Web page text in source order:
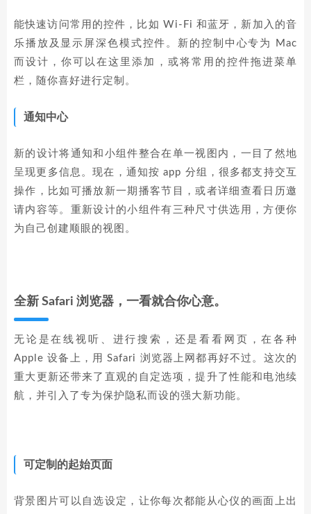
能快速访问常用的控件，比如 Wi-Fi 和蓝牙，新加入的音
乐播放及显示屏深色模式控件。新的控制中心专为 Mac
而设计，你可以在这里添加，或将常用的控件拖进菜单
栏，随你喜好进行定制。
通知中心
新的设计将通知和小组件整合在单一视图内，一目了然地
呈现更多信息。现在，通知按 app 分组，很多都支持交互
操作，比如可播放新一期播客节目，或者详细查看日历邀
请内容等。重新设计的小组件有三种尺寸供选用，方便你
为自己创建顺眼的视图。
全新 Safari 浏览器，一看就合你心意。
无论是在线视听、进行搜索，还是看看网页，在各种
Apple 设备上，用 Safari 浏览器上网都再好不过。这次的
重大更新还带来了直观的自定选项，提升了性能和电池续
航，并引入了专为保护隐私而设的强大新功能。
可定制的起始页面
背景图片可以自选设定，让你每次都能从心仪的画面上出